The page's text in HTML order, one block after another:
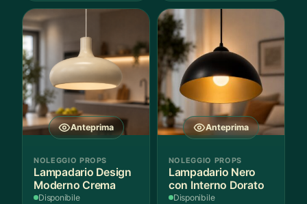
Anteprima
NOLEGGIO PROPS
Lampadario Design
Moderno Crema
Disponibile
Anteprima
NOLEGGIO PROPS
Lampadario Nero
con Interno Dorato
Disponibile